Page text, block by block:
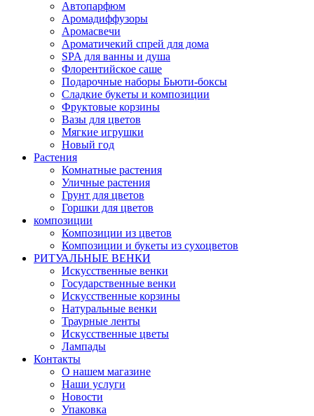
Автопарфюм
Аромадиффузоры
Аромасвечи
Ароматичекий спрей для дома
SPA для ванны и душа
Флорентийское саше
Подарочные наборы Бьюти-боксы
Сладкие букеты и композиции
Фруктовые корзины
Вазы для цветов
Мягкие игрушки
Новый год
Растения
Комнатные растения
Уличные растения
Грунт для цветов
Горшки для цветов
композиции
Композиции из цветов
Композиции и букеты из сухоцветов
РИТУАЛЬНЫЕ ВЕНКИ
Искусственные венки
Государственные венки
Искусственные корзины
Натуральные венки
Траурные ленты
Искусственные цветы
Лампады
Контакты
О нашем магазине
Наши услуги
Новости
Упаковка